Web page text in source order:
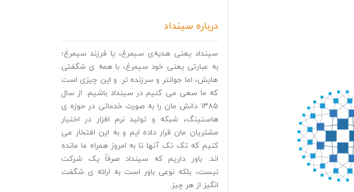
درباره سینداد
سینداد یعنی هدیه‌ی سیمرغ، یا فرزند سیمرغ؛
به عبارتی یعنی خود سیمرغ، با همه ی شگفتی
هایش، اما جوانتر و سرزنده تر. و این چیزی است
که ما سعی می کنیم در سینداد باشیم. از سال
۱۳۸۵ دانش مان را به صورت خدماتی در حوزه ی
هاستینگ، شبکه و تولید نرم افزار در اختیار
مشتریان مان قرار داده ایم و به این افتخار می
کنیم که تک تک آنها تا به امروز همراه ما مانده
اند. باور داریم که سینداد صرفاً یک شرکت
نیست، بلکه نوعی باور است به ارائه ی شگفت
انگیز از هر چیز.